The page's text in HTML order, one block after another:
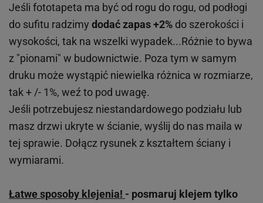
Jeśli fototapeta ma być od rogu do rogu, od podłogi
do sufitu radzimy dodać zapas +2% do szerokości i
wysokości, tak na wszelki wypadek...Różnie to bywa
z "pionami" w budownictwie. Poza tym w samym
druku może wystąpić niewielka różnica w rozmiarze,
tak + /- 1%, weź to pod uwagę.
Jeśli potrzebujesz niestandardowego podziału lub
masz drzwi ukryte w ścianie, wyślij do nas maila w
tej sprawie. Dołącz rysunek z kształtem ściany i
wymiarami.
Łatwe sposoby klejenia! - posmaruj klejem tylko